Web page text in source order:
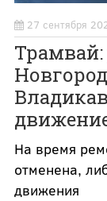
27 сентября
На время
отменена,
движения